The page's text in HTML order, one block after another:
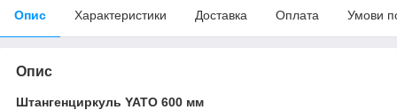
Опис Характеристики Доставка Оплата Умови
Опис
Штангенциркуль YATO 600 мм